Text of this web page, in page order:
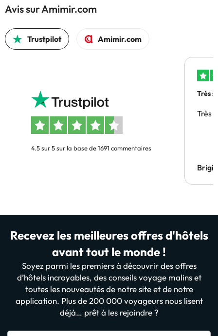
Avis sur Amimir.com
Trustpilot Amimir.com
4.5 sur 5 sur la base de 1691 commentaires
Très
Très
Recevez les meilleures offres d'hôtels
avant tout le monde !
Soyez parmi les premiers à découvrir des offres
d’hôtels incroyables, des conseils voyage malins et
toutes les nouveautés de notre site et de notre
application. Plus de 200 000 voyageurs nous lisent
déjà… prêt à les rejoindre ?